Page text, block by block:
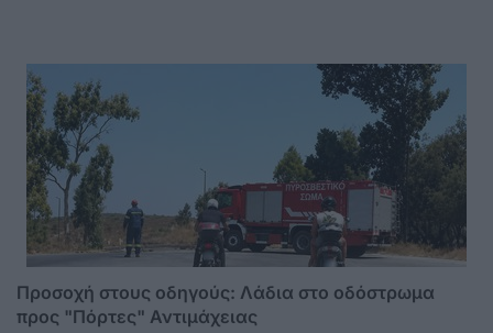
Προσοχή στους οδηγούς: Λάδια στο οδόστρωμα
προς "Πόρτες" Αντιμάχειας